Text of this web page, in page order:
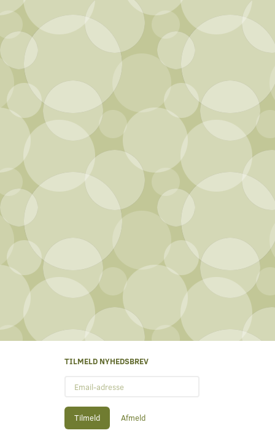
TILMELD NYHEDSBREV
adresse
Tilmeld Afmeld